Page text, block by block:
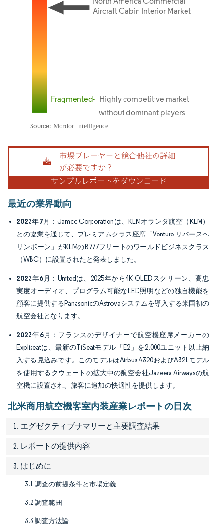
画像 © Mordor Intelligence。再利用にはCC BY 4.0の表示が必要です。
最近の業界動向
2023年7月 ：Jamco Corporationは、KLMオランダ航空（KLM）
との協業を通じて、プレミアムクラス座席「Venture リバースヘ
リンボーン」がKLMのB777フリートのワールドビジネスクラス
（WBC）に設置されたと発表しました。
2023年6月 ：Unitedは、2025年から4K OLEDスクリーン、高忠
実度オーディオ、プログラム可能なLED照明などの独自機能を
顧客に提供するPanasonicのAstrovaシステムを導入する米国初の
航空会社となります。
2023年6月 ：フランスのデザイナーで航空機座席メーカーの
Expliseatは、最新のTiSeatモデル「E2」を2,000ユニット以上納
入する見込みです。このモデルはAirbus A320およびA321モデル
を使用するクウェートの拡大中の航空会社Jazeera Airwaysの航
空機に設置され、旅客に追加の快適性を提供します。
北米商用航空機客室内装産業レポートの目次
1. エグゼクティブサマリーと主要調査結果
2. レポートの提供内容
3. はじめに
3.1 調査の前提条件と市場定義
3.2 調査範囲
3.3 調査方法論